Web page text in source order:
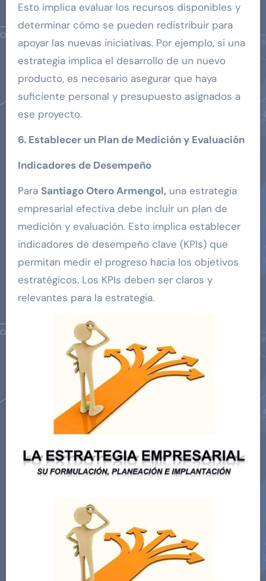
Esto implica evaluar los recursos disponibles y
determinar cómo se pueden redistribuir para
apoyar las nuevas iniciativas. Por ejemplo, si una
estrategia implica el desarrollo de un nuevo
producto, es necesario asegurar que haya
suficiente personal y presupuesto asignados a
ese proyecto.
6. Establecer un Plan de Medición y Evaluación
Indicadores de Desempeño
Para Santiago Otero Armengol,una estrategia
empresarial efectiva debe incluir un plan de
medición y evaluación. Esto implica establecer
indicadores de desempeño clave (KPIs) que
permitan medir el progreso hacia los objetivos
estratégicos. Los KPIs deben ser claros y
relevantes para la estrategia.